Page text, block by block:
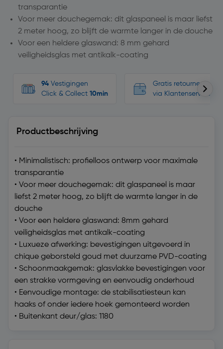
transparantie
Voor meer douchegemak: dit glaspaneel is maar liefst
2 meter hoog, zo blijft de warmte langer in de douche
Voor een heldere glaswand: 8 mm gehard
veiligheidsglas met antikalk-coating
94 Vestigingen
Click & Collect 10min
Gratis retourneren,
via Klantenservice
Productbeschrijving
• Minimalistisch: profielloos ontwerp voor maximale
transparantie
• Voor meer douchegemak: dit glaspaneel is maar
liefst 2 meter hoog, zo blijft de warmte langer in de
douche
• Voor een heldere glaswand: 8mm gehard
veiligheidsglas met antikalk-coating
• Luxueze afwerking: bevestigingen uitgevoerd in
chique geborsteld goud met duurzame PVD-coating
• Schoonmaakgemak: glasvlakke bevestigingen voor
een strakke vormgeving en eenvoudig onderhoud
• Eenvoudige montage: de stabilisatiesteun kan
haaks of onder iedere hoek gemonteerd worden
• Buitenkant deur/glas: 1180